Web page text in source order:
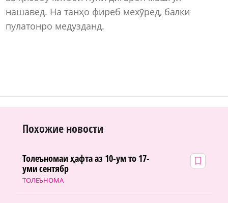
нашавед. На танҳо фиреб мехӯред, балки
пулатонро медузданд.
Похожие новости
ТОЛЕЪНОМА
Толеъномаи ҳафта аз 10-ум то 17-
уми сентябр